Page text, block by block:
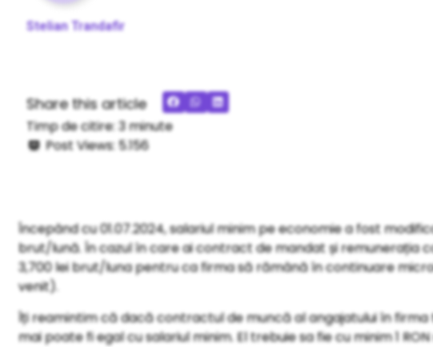
Stelian Trandafir
Share this article
Timp de citire: 3minute
Post Views: 5.156
Începând cu 01.07.2024, salariul minim pe economie a fost
brut/lună. În cazul în care ai contract de mandat și remunerația
3,700 lei brut/luna pentru ca firma să rămână în continuare
venit).
Îți reamintim că dacă contractul de muncă al angajatului în firma
mai poate fi egal cu salariul minim. El trebuie sa fie cu minim 1